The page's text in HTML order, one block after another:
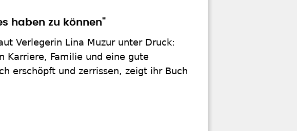
haben zu können"
Verlegerin Lina Muzur unter Druck:
Karriere, Familie und eine gute
erschöpft und zerrissen, zeigt ihr Buch